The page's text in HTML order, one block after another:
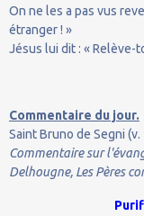
On ne les a pas vus
étranger ! »
Jésus lui dit : « Relève-
Commentaire du jour.
Saint Bruno de Segni
Commentaire sur
Delhougne, Les Pères